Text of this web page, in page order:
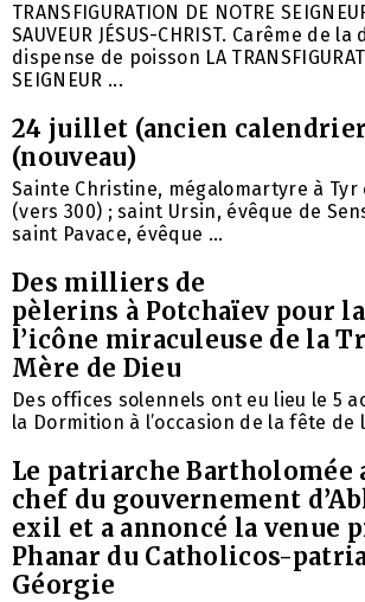
TRANSFIGURATION DE NOTRE
SAUVEUR JÉSUS-CHRIST. Carême de
dispense de poisson LA
SEIGNEUR ...
24 juillet (ancien
(nouveau)
Sainte Christine, mégalomartyre à Tyr
(vers 300) ; saint Ursin, évêque de
saint Pavace, évêque ...
Des milliers de
pèlerins à Potchaïev pour
l’icône miraculeuse de la
Mère de Dieu
Des offices solennels ont eu lieu le 5
la Dormition à l’occasion de la fête de
Le patriarche Bartholomée
chef du gouvernement
exil et a annoncé la venue
Phanar du Catholicos-
Géorgie